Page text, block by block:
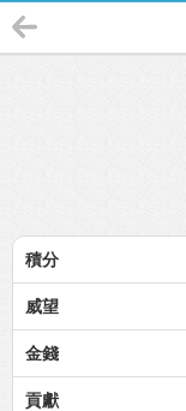
積分
威望
金錢
貢獻